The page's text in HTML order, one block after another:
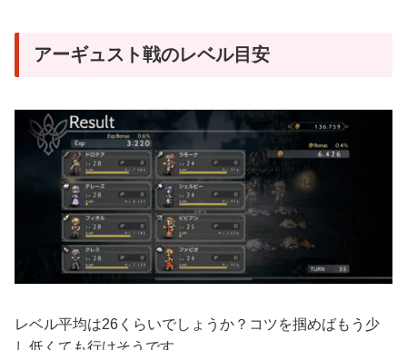
アーギュスト戦のレベル目安
レベル平均は26くらいでしょうか？コツを掴めばもう少
し低くても行けそうです。